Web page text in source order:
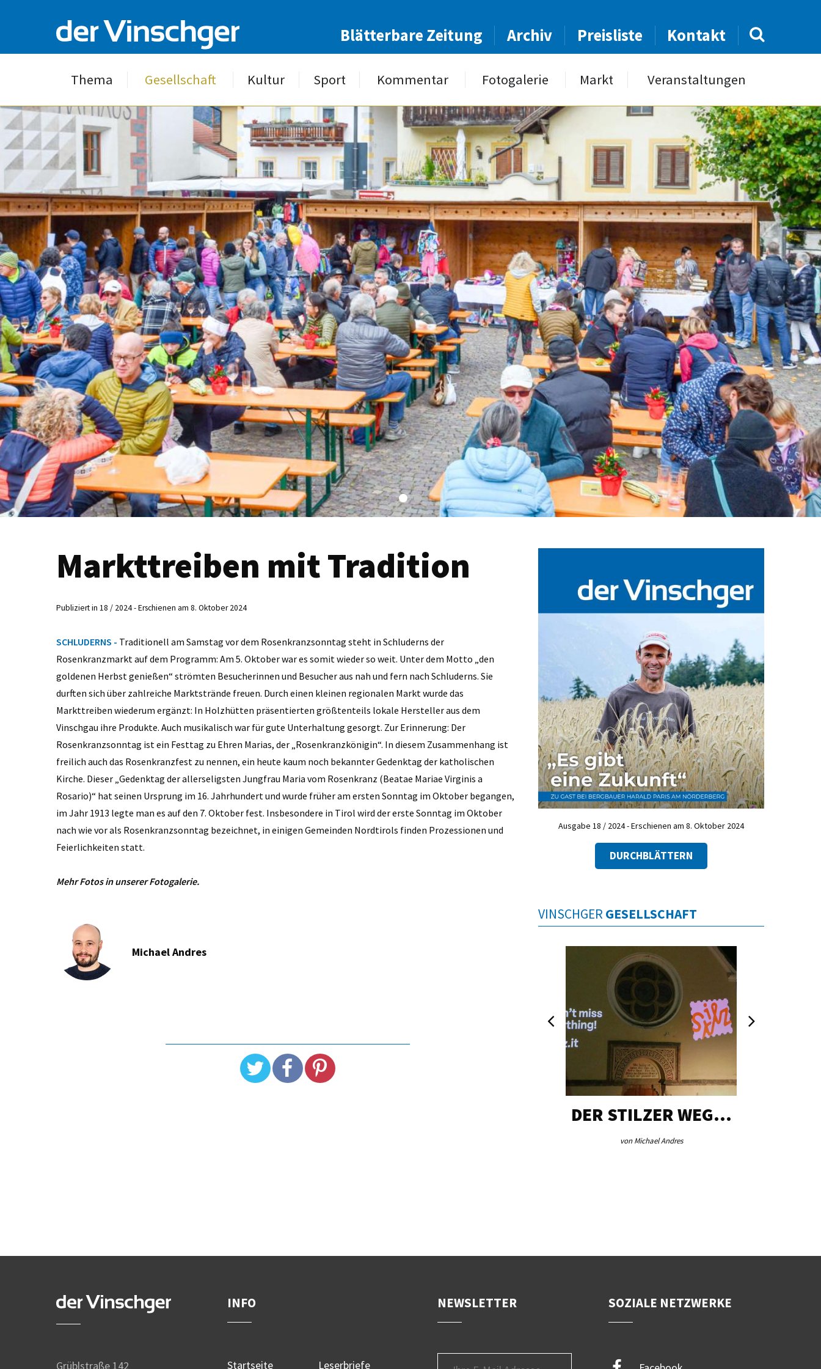
Blätterbare Zeitung Archiv Preisliste Kontakt
Thema Gesellschaft Kultur Sport Kommentar Fotogalerie Markt Veranstaltungen
Markttreiben mit Tradition
Publiziert in 18 / 2024 - Erschienen am 8. Oktober 2024
SCHLUDERNS - Traditionell am Samstag vor dem Rosenkranzsonntag steht in Schluderns der
Rosenkranzmarkt auf dem Programm: Am 5. Oktober war es somit wieder so weit. Unter dem Motto „den
goldenen Herbst genießen“ strömten Besucherinnen und Besucher aus nah und fern nach Schluderns. Sie
durften sich über zahlreiche Marktstrände freuen. Durch einen kleinen regionalen Markt wurde das
Markttreiben wiederum ergänzt: In Holzhütten präsentierten größtenteils lokale Hersteller aus dem
Vinschgau ihre Produkte. Auch musikalisch war für gute Unterhaltung gesorgt. Zur Erinnerung: Der
Rosenkranzsonntag ist ein Festtag zu Ehren Marias, der „Rosenkranzkönigin“. In diesem Zusammenhang ist
freilich auch das Rosenkranzfest zu nennen, ein heute kaum noch bekannter Gedenktag der katholischen
Kirche. Dieser „Gedenktag der allerseligsten Jungfrau Maria vom Rosenkranz (Beatae Mariae Virginis a
Rosario)“ hat seinen Ursprung im 16. Jahrhundert und wurde früher am ersten Sonntag im Oktober begangen,
im Jahr 1913 legte man es auf den 7. Oktober fest. Insbesondere in Tirol wird der erste Sonntag im Oktober
nach wie vor als Rosenkranzsonntag bezeichnet, in einigen Gemeinden Nordtirols finden Prozessionen und
Feierlichkeiten statt.
Mehr Fotos in unserer Fotogalerie.
Michael Andres
Ausgabe 18 / 2024 - Erschienen am 8. Oktober 2024
DURCHBLÄTTERN
VINSCHGER GESELLSCHAFT
DER STILZER WEG…
von Michael Andres
Grüblstraße 142
INFO
Startseite Leserbriefe
NEWSLETTER SOZIALE NETZWERKE